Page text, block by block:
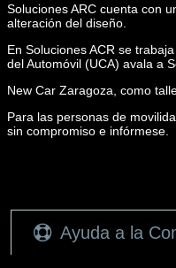
Soluciones ARC cuenta con
alteración del diseño.
En Soluciones ACR se
del Automóvil (UCA) avala a
New Car Zaragoza, como
Para las personas de
sin compromiso e infórmese.
Ayuda a la